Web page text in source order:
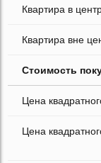
Квартира в
Квартира вне
Стоимость
Цена
Цена